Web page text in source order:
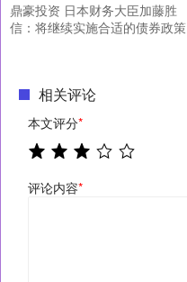
鼎豪投资 日本财务大臣加藤胜
信：将继续实施合适的债券政策
相关评论
本文评分*
评论内容*